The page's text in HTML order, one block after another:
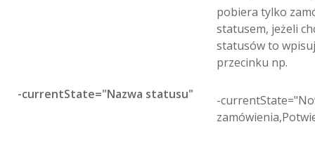
-currentState="Nazwa statusu"
pobiera tylko
statusem, jeżeli
statusów to
przecinku np.
-